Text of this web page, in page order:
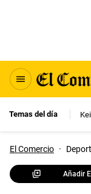
Temas del día
El Comercio ·
Añadir